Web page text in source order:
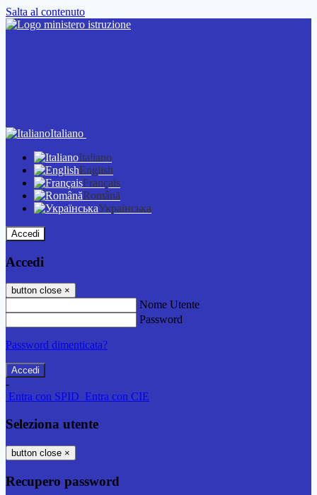
Salta al contenuto
Italiano
Italiano
English
Français
Română
Українська
Accedi
Accedi
button close ×
Nome Utente
Password
Password dimenticata?
-
Entra con SPID Entra con CIE
Seleziona utente
button close ×
Recupero password